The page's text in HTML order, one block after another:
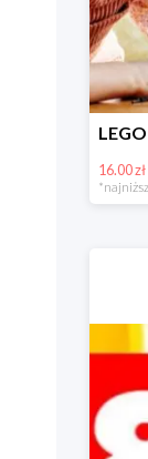
16.00 zł